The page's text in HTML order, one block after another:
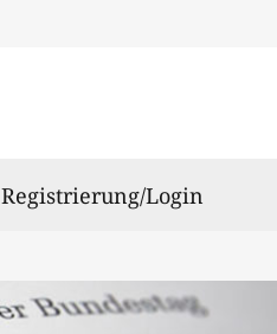
Registrierung/Login